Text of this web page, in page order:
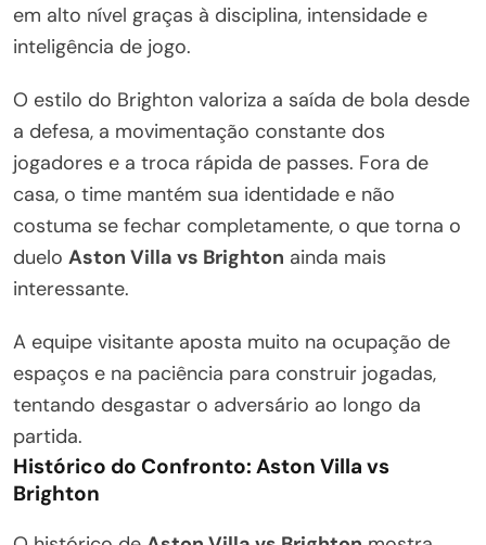
em alto nível graças à disciplina, intensidade e
inteligência de jogo.
O estilo do Brighton valoriza a saída de bola desde
a defesa, a movimentação constante dos
jogadores e a troca rápida de passes. Fora de
casa, o time mantém sua identidade e não
costuma se fechar completamente, o que torna o
duelo Aston Villa vs Brighton ainda mais
interessante.
A equipe visitante aposta muito na ocupação de
espaços e na paciência para construir jogadas,
tentando desgastar o adversário ao longo da
partida.
Histórico do Confronto: Aston Villa vs
Brighton